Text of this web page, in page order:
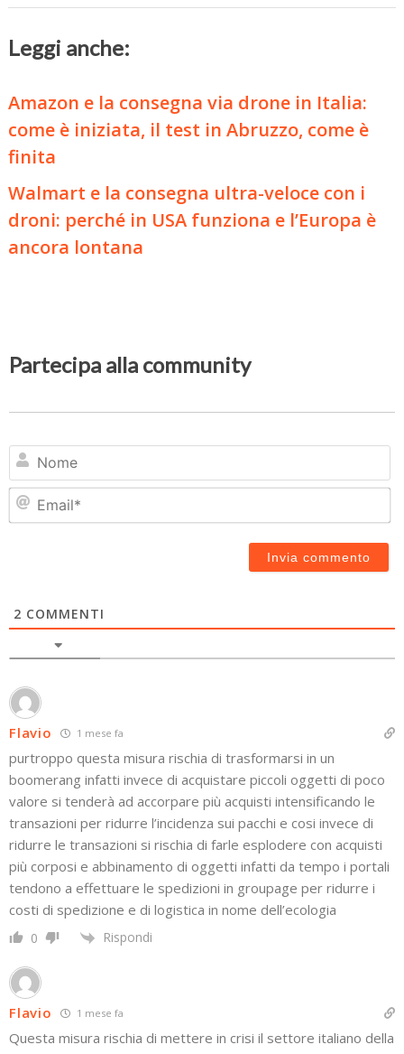
Leggi anche:
Amazon e la consegna via drone in Italia:
come è iniziata, il test in Abruzzo, come è
finita
Walmart e la consegna ultra-veloce con i
droni: perché in USA funziona e l’Europa è
ancora lontana
Partecipa alla community
2 COMMENTI
Flavio 1 mese fa
purtroppo questa misura rischia di trasformarsi in un
boomerang infatti invece di acquistare piccoli oggetti di poco
valore si tenderà ad accorpare più acquisti intensificando le
transazioni per ridurre l’incidenza sui pacchi e cosi invece di
ridurre le transazioni si rischia di farle esplodere con acquisti
più corposi e abbinamento di oggetti infatti da tempo i portali
tendono a effettuare le spedizioni in groupage per ridurre i
costi di spedizione e di logistica in nome dell’ecologia
0 Rispondi
Flavio 1 mese fa
Questa misura rischia di mettere in crisi il settore italiano della